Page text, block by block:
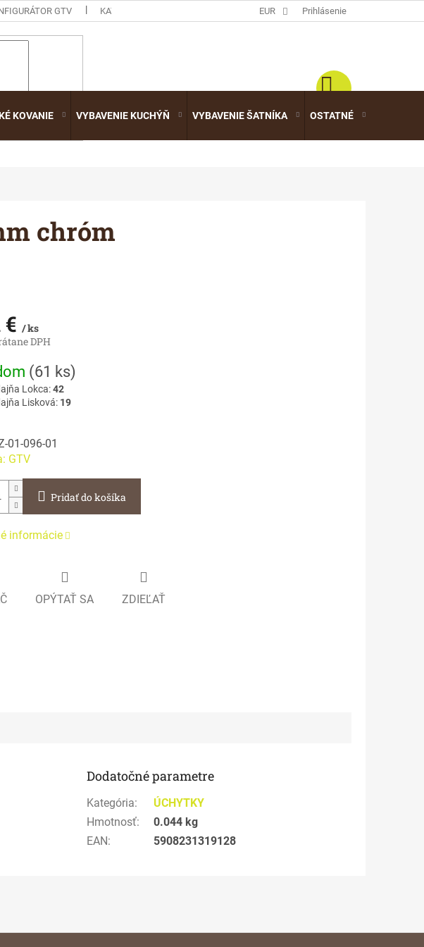
GTV KATALÓGY EUR Prihlásenie
KOVANIE VYBAVENIE KUCHÝŇ VYBAVENIE ŠATNÍKA OSTATNÉ
chróm
€ / ks
DPH
(61 ks)
Lokca:42
Lisková: 19
01-096-01
GTV
Pridať do košíka
informácie
OPÝTAŤ SA ZDIEĽAŤ
Dodatočné parametre
Kategória:
ÚCHYTKY
Hmotnosť:
0.044 kg
EAN: 5908231319128